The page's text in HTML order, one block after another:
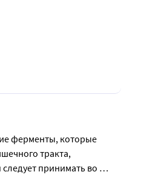
ферменты, которые
тракта,
принимать во
функций желудочно-